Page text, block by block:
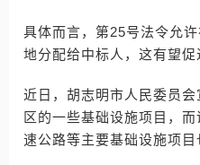
具体而言，第25号法令允
地分配给中标人，这有望促
近日，胡志明市人民委员
区的一些基础设施项目，
速公路等主要基础设施项目